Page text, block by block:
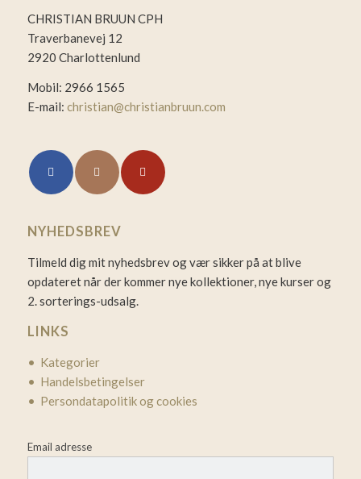
CHRISTIAN BRUUN CPH
Traverbanevej 12
2920 Charlottenlund
Mobil: 2966 1565
E-mail: christian@christianbruun.com
NYHEDSBREV
Tilmeld dig mit nyhedsbrev og vær sikker på at blive
opdateret når der kommer nye kollektioner, nye kurser og
2. sorterings-udsalg.
LINKS
• Kategorier
• Handelsbetingelser
• Persondatapolitik og cookies
Email adresse